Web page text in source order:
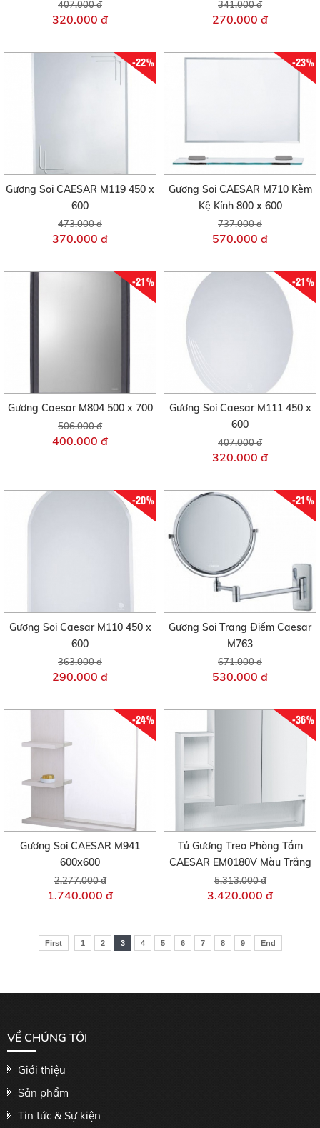
407.000 đ
320.000 đ
341.000 đ
270.000 đ
-22%
Gương Soi CAESAR M119 450 x
600
473.000 đ
370.000 đ
-23%
Gương Soi CAESAR M710 Kèm
Kệ Kính 800 x 600
737.000 đ
570.000 đ
-21%
Gương Caesar M804 500 x 700
506.000 đ
400.000 đ
-21%
Gương Soi Caesar M111 450 x
600
407.000 đ
320.000 đ
-20%
Gương Soi Caesar M110 450 x
600
363.000 đ
290.000 đ
-21%
Gương Soi Trang Điểm Caesar
M763
671.000 đ
530.000 đ
-24%
Gương Soi CAESAR M941
600x600
2.277.000 đ
1.740.000 đ
-36%
Tủ Gương Treo Phòng Tắm
CAESAR EM0180V Màu Trắng
5.313.000 đ
3.420.000 đ
First 1 2 3 4 5 6 7 8 9 End
VỀ CHÚNG TÔI
Giới thiệu
Sản phẩm
Tin tức & Sự kiện